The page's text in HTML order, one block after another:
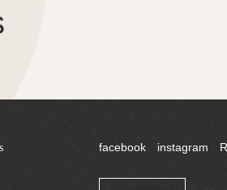
facebook instagram